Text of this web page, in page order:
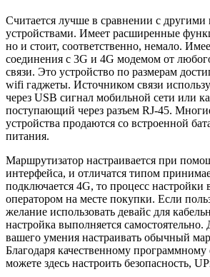
Считается лучше в сравнении с
устройствами. Имеет расширенные
но и стоит, соответственно, немало.
соединения с 3G и 4G модемом от
связи. Это устройство по размерам
wifi гаджеты. Источником связи
через USB сигнал мобильной сети или
поступающий через разъем RJ-45.
устройства продаются со встроенной
питания.
Маршрутизатор настраивается при
интерфейса, и отличатся типом
подключается 4G, то процесс настройки
оператором на месте покупки. Если
желание использовать девайс для
настройка выполняется самостоятельно.
вашего умения настраивать обычный
Благодаря качественному
можете здесь настроить безопасность,